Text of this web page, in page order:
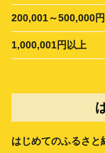
200,001～500,000円
1,000,001円以上
はじめてのふるさと